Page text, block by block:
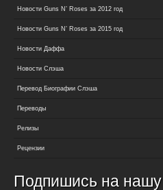
Новости Guns N’ Roses за 2012 год
Новости Guns N’ Roses за 2015 год
Новости Даффа
Новости Слэша
Перевод Биографии Слэша
Переводы
Релизы
Рецензии
Подпишись на